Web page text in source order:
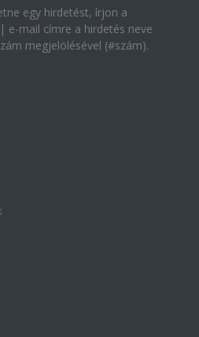
egy hirdetést, írjon a
| e-mail címre a hirdetés neve
megjelölésével (#szám).